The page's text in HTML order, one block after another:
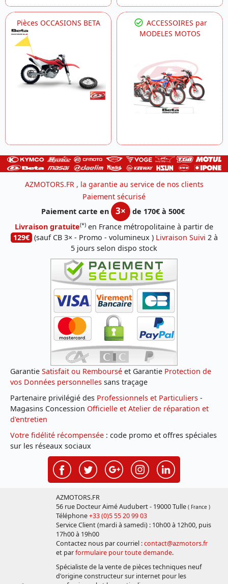
Pièces OCCASIONS BETA
ACCESSOIRES par
MODELES MOTOS
AZMOTORS.FR , la garantie au service de nos clients
Paiement sécurisé
Paiement carte en
3×
de 170€ à 500€
Livraison gratuite(*) en France métropolitaine à partir de
129€ (sauf CB 3× - Promo - volumineux ) Livraison Suivi 2 à
5 jours selon dispo stock
Garantie Satisfait ou Remboursé et Garantie Protection de
vos Données personnelles sans traçage
Partenaire privilégié des Professionnels et Particuliers -
Magasins Concession Officielle et Atelier de réparation et
d'entretien
Votre fidélité récompensée : code promo et offres spéciales
sur les réseaux sociaux
AZMOTORS.FR
56 rue Docteur Aimé Audubert - 19000 Tulle ( France )
Téléphone+33 (0)5 55 20 99 03
Service Client (mardi à samedi) : 10h00 à 12h00, puis
17h00 à 19h00
Contactez nous par courriel :contact@azmotors.fr
et parformulaire pour toute demande.
Spécialiste de la vente de pièces techniques neuf
d'origine constructeur sur internet pour les